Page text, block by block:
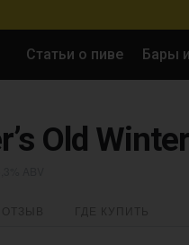
Статьи о пиве Бары
Old